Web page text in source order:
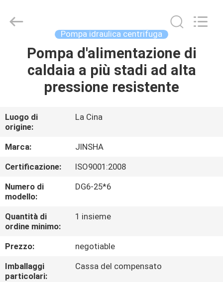
CASA
PRODOTTI
CIRCA
NOI
GIRO
DELLA
FABBRICA
CONTROLLO
DI
QUALITÀ
Technology
Pompa idraulica centrifuga
Pompa d'alimentazione di
caldaia a più stadi ad alta
pressione resistente
Luogo di
origine:
La Cina
Marca:
JINSHA
Certificazione:
ISO9001:2008
Numero di
modello:
DG6-25*6
Quantità di
ordine minimo:
1 insieme
Prezzo:
negotiable
Imballaggi
particolari:
Cassa del compensato